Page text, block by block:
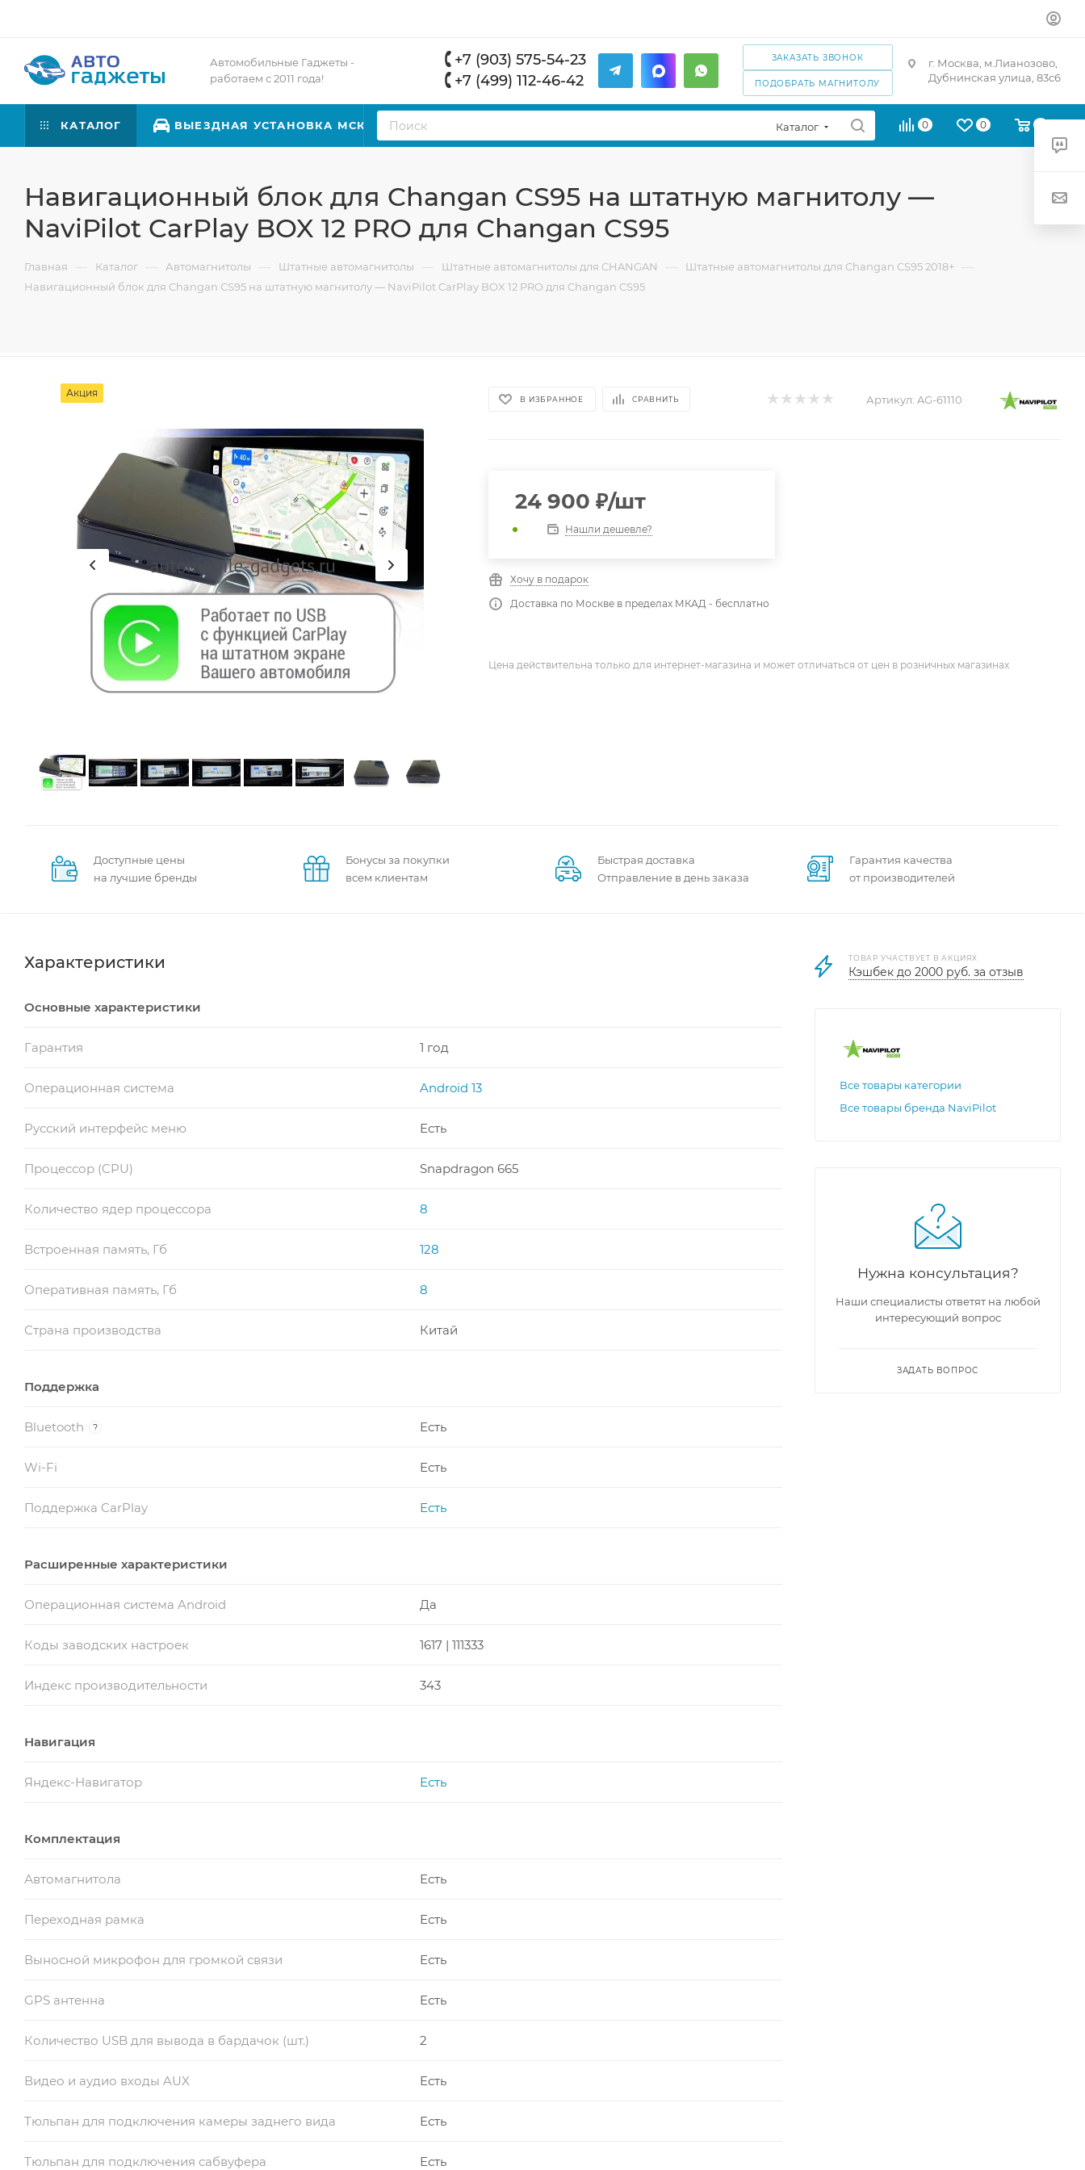
Автомобильные Гаджеты -
работаем с 2011 года!
+7 (903) 575-54-23
+7 (499) 112-46-42
ЗАКАЗАТЬ ЗВОНОК
ПОДОБРАТЬ МАГНИТОЛУ
г. Москва, м.Лианозово,
Дубнинская улица, 83с6
КАТАЛОГ ВЫЕЗДНАЯ УСТАНОВКА МСК Каталог 0 0
Навигационный блок для Changan CS95 на штатную магнитолу —
NaviPilot CarPlay BOX 12 PRO для Changan CS95
Главная — Каталог — Автомагнитолы — Штатные автомагнитолы — Штатные автомагнитолы для CHANGAN — Штатные автомагнитолы для Changan CS95 2018+ —
Навигационный блок для Changan CS95 на штатную магнитолу — NaviPilot CarPlay BOX 12 PRO для Changan CS95
Акция
В ИЗБРАННОЕ СРАВНИТЬ Артикул: AG-61110
24 900 ₽/шт
Нашли дешевле?
Хочу в подарок
Доставка по Москве в пределах МКАД - бесплатно
Цена действительна только для интернет-магазина и может отличаться от цен в розничных магазинах
Доступные цены
на лучшие бренды
Бонусы за покупки
всем клиентам
Быстрая доставка
Отправление в день заказа
Гарантия качества
от производителей
Характеристики
Основные характеристики
Гарантия 1 год
Операционная система Android 13
Русский интерфейс меню Есть
Процессор (CPU) Snapdragon 665
Количество ядер процессора 8
Встроенная память, Гб 128
Оперативная память, Гб 8
Страна производства Китай
Поддержка
Bluetooth ? Есть
Wi-Fi Есть
Поддержка CarPlay Есть
Расширенные характеристики
Операционная система Android Да
Коды заводских настроек 1617 | 111333
Индекс производительности 343
Навигация
Яндекс-Навигатор Есть
Комплектация
Автомагнитола Есть
Переходная рамка Есть
Выносной микрофон для громкой связи Есть
GPS антенна Есть
Количество USB для вывода в бардачок (шт.) 2
Видео и аудио входы AUX Есть
Тюльпан для подключения камеры заднего вида Есть
Тюльпан для подключения сабвуфера Есть
ТОВАР УЧАСТВУЕТ В АКЦИЯХ
Кэшбек до 2000 руб. за отзыв
Все товары категории
Все товары бренда NaviPilot
Нужна консультация?
Наши специалисты ответят на любой
интересующий вопрос
ЗАДАТЬ ВОПРОС